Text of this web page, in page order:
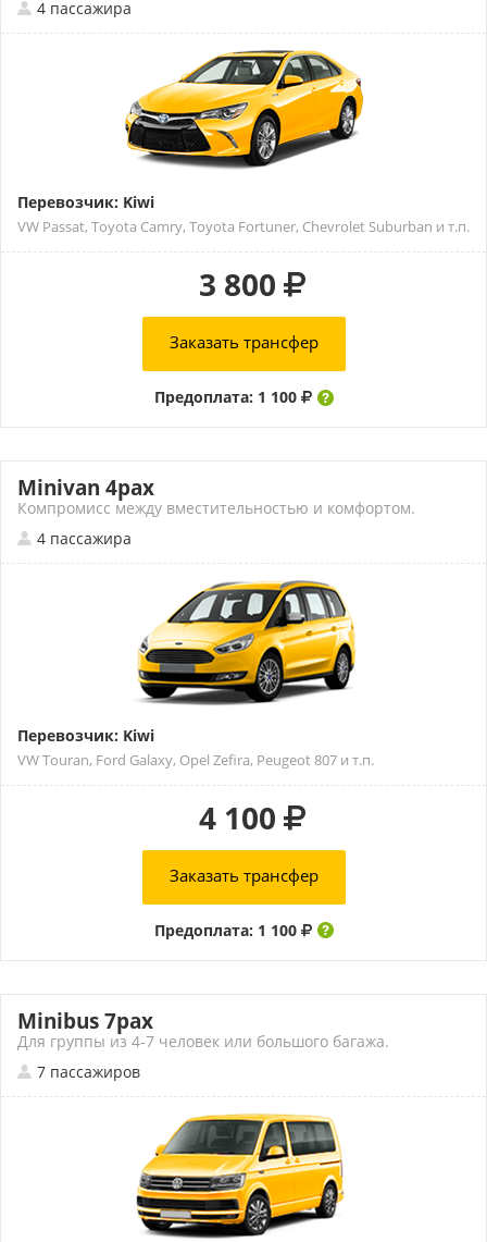
4 пассажира
Перевозчик: Kiwi
VW Passat, Toyota Camry, Toyota Fortuner, Chevrolet Suburban и т.п.
3 800
Заказать трансфер
Предоплата: 1 100
Minivan 4pax
Компромисс между вместительностью и комфортом.
4 пассажира
Перевозчик: Kiwi
VW Touran, Ford Galaxy, Opel Zefira, Peugeot 807 и т.п.
4 100
Заказать трансфер
Предоплата: 1 100
Minibus 7pax
Для группы из 4-7 человек или большого багажа.
7 пассажиров